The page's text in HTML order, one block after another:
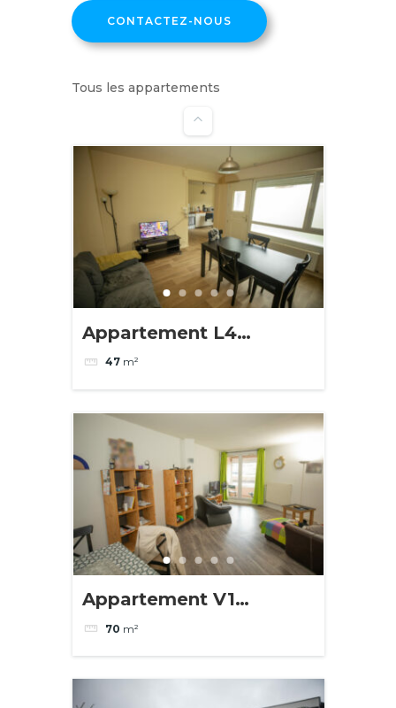
CONTACTEZ-NOUS
Tous les appartements
Tourcoing
39 m²
Appartement L4
Tourcoing
47 m²
Appartement V1
Tourcoing
70 m²